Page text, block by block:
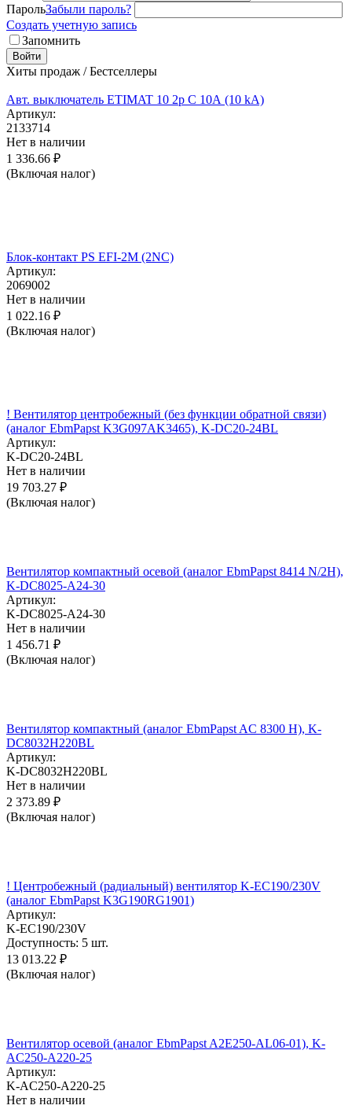
ПарольЗабыли пароль?
Создать учетную запись
Запомнить
Войти
Хиты продаж / Бестселлеры
Авт. выключатель ETIMAT 10 2p C 10А (10 kA)
Артикул:
2133714
Нет в наличии
1 336.66 ₽
(Включая налог)
Блок-контакт PS EFI-2M (2NC)
Артикул:
2069002
Нет в наличии
1 022.16 ₽
(Включая налог)
! Вентилятор центробежный (без функции обратной связи)
(аналог EbmPapst K3G097AK3465), K-DC20-24BL
Артикул:
K-DC20-24BL
Нет в наличии
19 703.27 ₽
(Включая налог)
Вентилятор компактный осевой (аналог EbmPapst 8414 N/2H),
K-DC8025-A24-30
Артикул:
K-DC8025-A24-30
Нет в наличии
1 456.71 ₽
(Включая налог)
Вентилятор компактный (аналог EbmPapst AC 8300 H), K-
DC8032H220BL
Артикул:
K-DC8032H220BL
Нет в наличии
2 373.89 ₽
(Включая налог)
! Центробежный (радиальный) вентилятор K-EC190/230V
(аналог EbmPapst K3G190RG1901)
Артикул:
K-EC190/230V
Доступность: 5 шт.
13 013.22 ₽
(Включая налог)
Вентилятор осевой (аналог EbmPapst A2E250-AL06-01), K-
AC250-A220-25
Артикул:
K-AC250-A220-25
Нет в наличии